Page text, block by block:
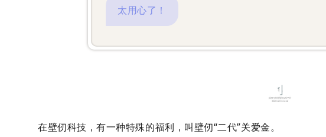
太用心了！
1
在壁仞科技，有一种特殊的福利，叫壁仞“二代”关爱金。